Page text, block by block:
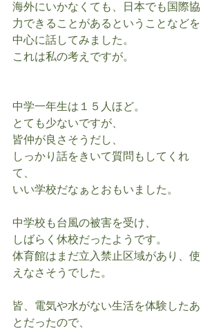
海外にいかなくても、日本でも国際協
力できることがあるということなどを
中心に話してみました。
これは私の考えですが。
中学一年生は１５人ほど。
とても少ないですが、
皆仲が良さそうだし、
しっかり話をきいて質問もしてくれ
て、
いい学校だなぁとおもいました。
中学校も台風の被害を受け、
しばらく休校だったようです。
体育館はまだ立入禁止区域があり、使
えなさそうでした。
皆、電気や水がない生活を体験したあ
とだったので、